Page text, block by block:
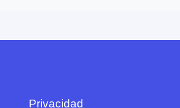
Privacidad